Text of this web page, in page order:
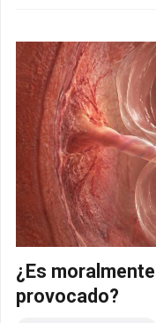
¿Es
provocado?